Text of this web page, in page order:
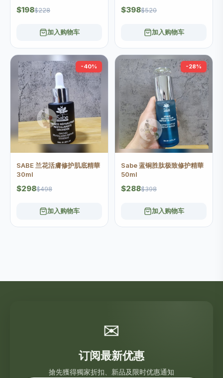
$198$228
加入购物车
$398$520
加入购物车
-40%
SABE 兰花活膚修护肌底精華
30ml
$298$498
加入购物车
-28%
Sabe 蓝铜胜肽极致修护精華
50ml
$288$398
加入购物车
✉
订阅最新优惠
搶先獲得獨家折扣、新品及限时优惠通知